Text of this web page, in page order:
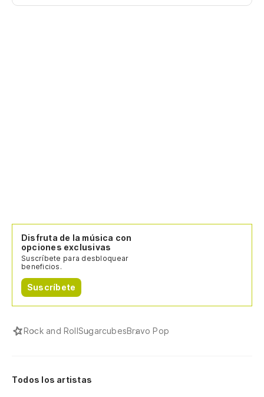
Disfruta de la música con
opciones exclusivas
Suscríbete para desbloquear
beneficios.
Suscríbete
Rock and RollSugarcubesBravo Pop
Todos los artistas